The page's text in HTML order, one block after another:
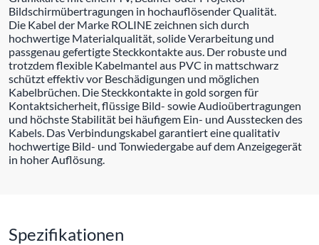
Bildschirmübertragungen in hochauflösender Qualität.
Die Kabel der Marke ROLINE zeichnen sich durch
hochwertige Materialqualität, solide Verarbeitung und
passgenau gefertigte Steckkontakte aus. Der robuste und
trotzdem flexible Kabelmantel aus PVC in mattschwarz
schützt effektiv vor Beschädigungen und möglichen
Kabelbrüchen. Die Steckkontakte in gold sorgen für
Kontaktsicherheit, flüssige Bild- sowie Audioübertragungen
und höchste Stabilität bei häufigem Ein- und Ausstecken des
Kabels. Das Verbindungskabel garantiert eine qualitativ
hochwertige Bild- und Tonwiedergabe auf dem Anzeigegerät
in hoher Auflösung.
Spezifikationen